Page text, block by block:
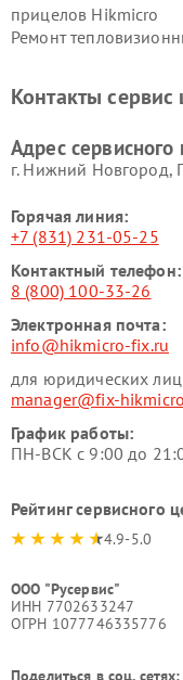
прицелов Hikmicro
Ремонт
Контакты сервис
Адрес
г. Нижний Новгород,
Горячая линия:
+7 (831) 231-05-25
Контактный телефон:
8 (800) 100-33-26
Электронная почта:
info@hikmicro-fix.ru
для юридических лиц
manager@fix-
График работы:
ПН-ВСК с 9:00 до
Рейтинг сервисного
4.9-5.0
ООО "Русервис"
ИНН 7702633247
ОГРН 1077746335776
Поделиться в соц. сетях: